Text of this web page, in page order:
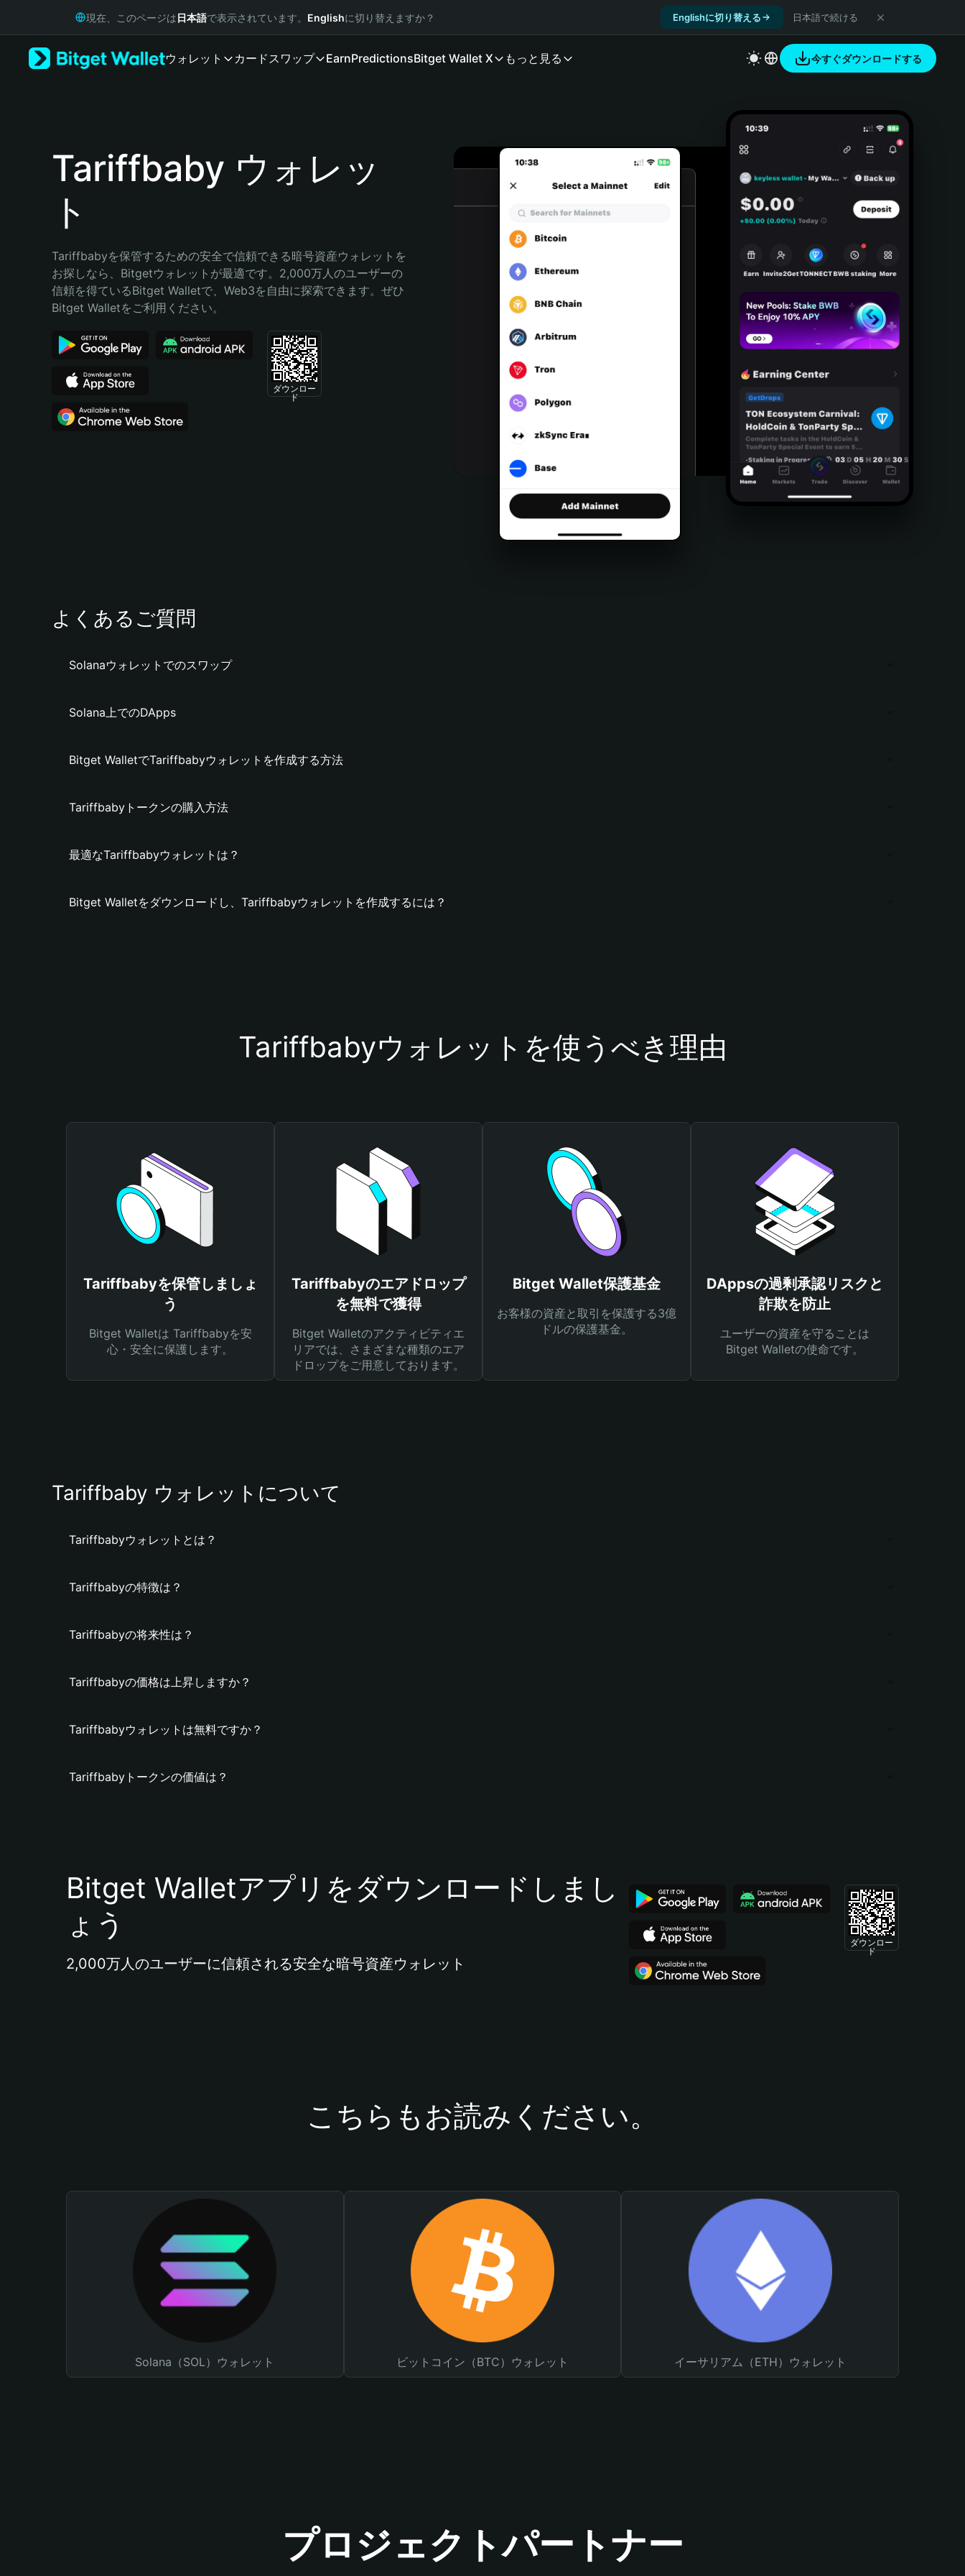
Русский
Português (Portugal)
Bahasa Indonesia
Português (Brasil)
Español (Argentina)
現在、このページは日本語で表示されています。 Englishに切り替えますか？ Englishに切り替える 日本語で続ける
ウォレット カードスワップ EarnPredictionsBitget Wallet X もっと見る 今すぐダウンロードする
Tariffbaby ウォレッ
ト
Tariffbabyを保管するための安全で信頼できる暗号資産ウォレットを
お探しなら、Bitgetウォレットが最適です。2,000万人のユーザーの
信頼を得ているBitget Walletで、Web3を自由に探索できます。ぜひ
Bitget Walletをご利用ください。
ダウンロー
ド
よくあるご質問
Solanaウォレットでのスワップ
Solana上でのDApps
Bitget WalletでTariffbabyウォレットを作成する方法
Tariffbabyトークンの購入方法
最適なTariffbabyウォレットは？
Bitget Walletをダウンロードし、Tariffbabyウォレットを作成するには？
Tariffbabyウォレットを使うべき理由
Tariffbabyを保管しましょ
う
Bitget Walletは Tariffbabyを安
心・安全に保護します。
Tariffbabyのエアドロップ
を無料で獲得
Bitget Walletのアクティビティエ
リアでは、さまざまな種類のエア
ドロップをご用意しております。
Bitget Wallet保護基金
お客様の資産と取引を保護する3億
ドルの保護基金。
DAppsの過剰承認リスクと
詐欺を防止
ユーザーの資産を守ることは
Bitget Walletの使命です。
Tariffbaby ウォレットについて
Tariffbabyウォレットとは？
Tariffbabyの特徴は？
Tariffbabyの将来性は？
Tariffbabyの価格は上昇しますか？
Tariffbabyウォレットは無料ですか？
Tariffbabyトークンの価値は？
Bitget Walletアプリをダウンロードしまし
ょう
2,000万人のユーザーに信頼される安全な暗号資産ウォレット
ダウンロー
ド
こちらもお読みください。
Solana（SOL）ウォレット ビットコイン（BTC）ウォレット イーサリアム（ETH）ウォレット
プロジェクトパートナー